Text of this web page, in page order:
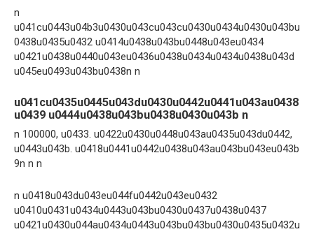
n
u041cu0443u04b3u0430u043cu043cu0430u0434u0430u043bu
0438u0435u0432 u0414u0438u043bu0448u043eu0434
u0421u0438u0440u043eu0436u0438u0434u0434u0438u043d
u045eu0493u043bu0438n n
u041cu0435u0445u043du0430u0442u0441u043au0438
u0439 u0444u0438u043bu0438u0430u043b n
n 100000, u0433. u0422u0430u0448u043au0435u043du0442,
u0443u043b. u0418u0441u0442u0438u043au043bu043eu043b
9n n n
n u0418u043du043eu044fu0442u043eu0432
u0410u0431u0434u0443u043bu0430u0437u0438u0437
u0421u0430u044au0434u0443u043bu043bu0430u0435u0432u